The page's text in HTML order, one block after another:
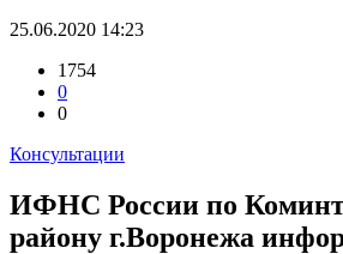
25.06.2020 14:23
1754
0
0
Консультации
ИФНС России по
району г.Воронежа